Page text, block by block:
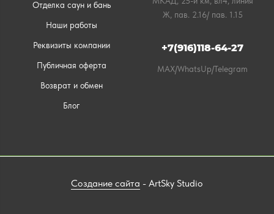
Отделка саун и бань
Наши работы
Реквизиты компании
Публичная оферта
Возврат и обмен
Блог
Ж, пав. 2.16/ пав. 1.15
+7(916)118-64-27
MAX/WhatsUp/Telegram
Создание сайта - ArtSky Studio